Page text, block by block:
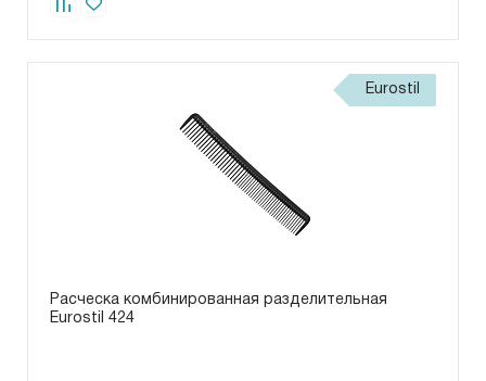
Eurostil
Расческа комбинированная разделительная
Eurostil 424